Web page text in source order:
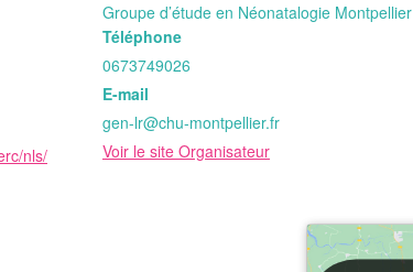
nls/
Groupe d’étude en Néonatalogie Montpellier
Téléphone
0673749026
E-mail
gen-lr@chu-montpellier.fr
Voir le site Organisateur